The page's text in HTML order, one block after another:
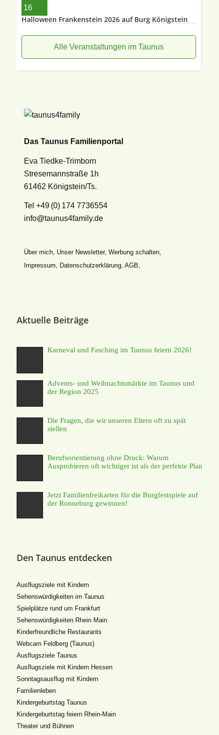
16
Halloween Frankenstein 2026 auf Burg Königstein
Alle Veranstaltungen im Taunus
Das Taunus Familienportal
Eva Tiedke-Trimborn
Stresemannstraße 1h
61462 Königstein/Ts.
Tel +49 (0) 174 7736554
info@taunus4family.de
Über mich, Unser Newsletter, Werbung schalten,
Impressum, Datenschutz­erklärung, AGB,
Aktuelle Beiträge
Karneval und Fasching im Taunus feiern 2026!
Advents- und Weihnachtsmärkte im Taunus und
der Region 2025
Die Fragen, die wir unseren Eltern oft zu spät
stellen
Berufsorientierung ohne Druck: Warum
Ausprobieren oft wichtiger ist als der perfekte Plan
Jetzt Familienfreikarten für die Burgfestspiele auf
der Ronneburg gewinnen!
Den Taunus entdecken
Ausflugsziele mit Kindern
Sehenswürdigkeiten im Taunus
Spielplätze rund um Frankfurt
Sehenswürdigkeiten Rhein Main
Kinderfreundliche Restaurants
Webcam Feldberg (Taunus)
Ausflugsziele Taunus
Ausflugsziele mit Kindern Hessen
Sonntagsausflug mit Kindern
Familienleben
Kindergeburtstag Taunus
Kindergeburtstag feiern Rhein-Main
Theater und Bühnen